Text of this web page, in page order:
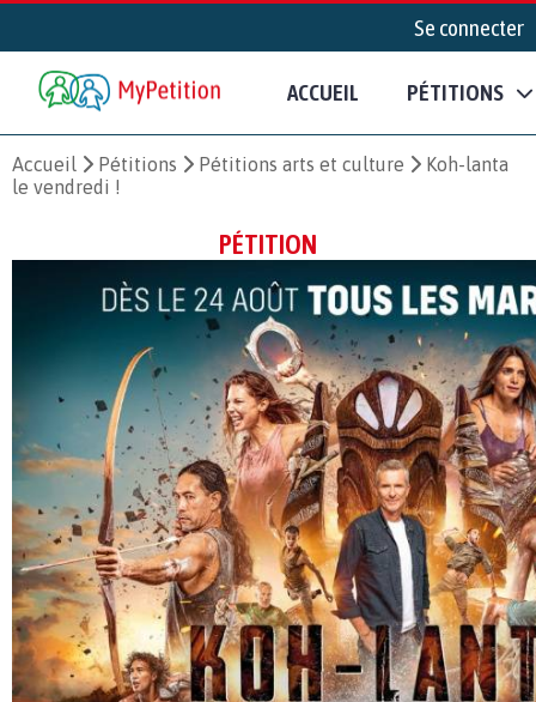
Se connecter
ACCUEIL PÉTITIONS
Accueil Pétitions Pétitions arts et culture
Koh-lanta
le vendredi !
PÉTITION